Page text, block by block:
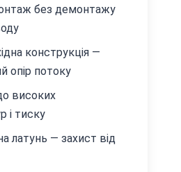
без демонтажу
конструкція —
опір потоку
високих
і тиску
латунь — захист від